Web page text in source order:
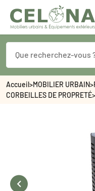
Accueil>MOBILIER URBAIN>
CORBEILLES DE PROPRETÉ>
